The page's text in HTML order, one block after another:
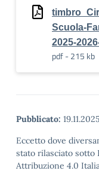
Scuola-
2025-
pdf - 215 kb
Pubblicato: 19.11.2025
Eccetto dove
stato rilasciato sotto
Attribuzione 4.0